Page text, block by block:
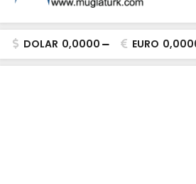
DOLAR 0,0000 EURO